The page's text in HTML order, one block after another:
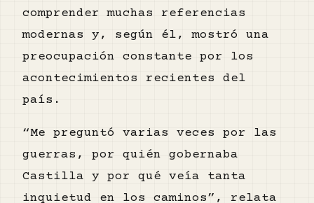
comprender muchas referencias
modernas y, según él, mostró una
preocupación constante por los
acontecimientos recientes del
país.
“Me preguntó varias veces por las
guerras, por quién gobernaba
Castilla y por qué veía tanta
inquietud en los caminos”, relata